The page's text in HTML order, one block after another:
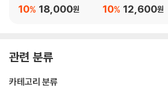
18,000원
10% 12,600원
10%
관련 분류
카테고리 분류